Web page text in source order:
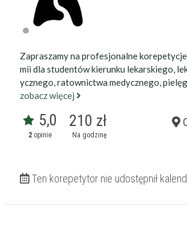
Zapraszamy na profesjonalne
mii dla studentów kierunku lekarskiego,
ycznego, ratownictwa medycznego,
zobacz więcej
5,0
2 opinie
210 zł
Na godzinę
Ten korepetytor nie udostępnił